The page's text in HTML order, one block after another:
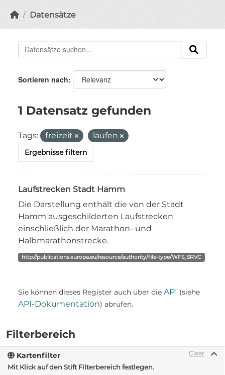
Datensätze
Filterbereich
Clear
Kartenfilter
Mit Klick auf den Stift Filterbereich festlegen.
Sortieren nach
1 Datensatz gefunden
Tags: freizeit laufen
Ergebnisse filtern
Laufstrecken Stadt Hamm
Die Darstellung enthält die von der Stadt
Hamm ausgeschilderten Laufstrecken
einschließlich der Marathon- und
Halbmarathonstrecke.
http://publications.europa.eu/resource/authority/file-type/WFS_SRVC
Sie können dieses Register auch über die API (siehe
API-Dokumentation) abrufen.